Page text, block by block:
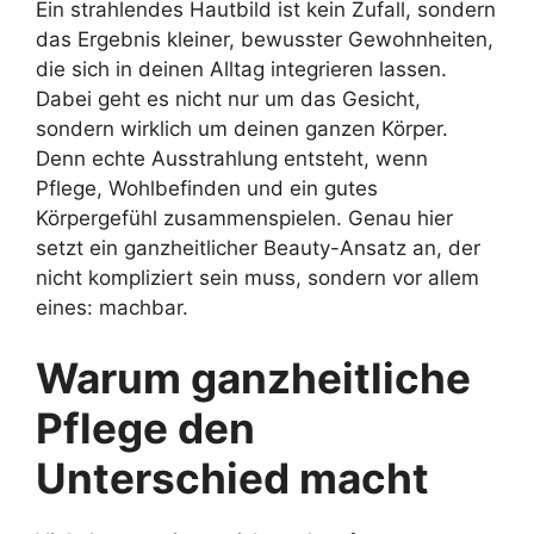
Ein strahlendes Hautbild ist kein Zufall, sondern
das Ergebnis kleiner, bewusster Gewohnheiten,
die sich in deinen Alltag integrieren lassen.
Dabei geht es nicht nur um das Gesicht,
sondern wirklich um deinen ganzen Körper.
Denn echte Ausstrahlung entsteht, wenn
Pflege, Wohlbefinden und ein gutes
Körpergefühl zusammenspielen. Genau hier
setzt ein ganzheitlicher Beauty-Ansatz an, der
nicht kompliziert sein muss, sondern vor allem
eines: machbar.
Warum ganzheitliche
Pflege den
Unterschied macht